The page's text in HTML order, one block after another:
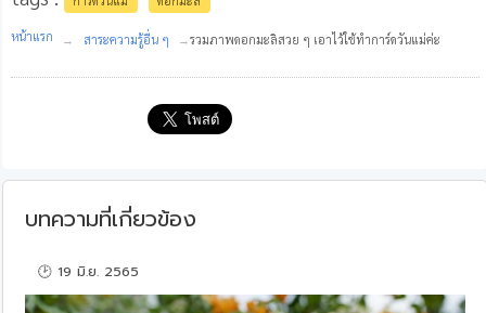
หน้าแรก สาระความรู้อื่น ๆ รวมภาพดอกมะลิสวย ๆ เอาไว้ใช้ทำการ์ดวันแม่ค่ะ
บทความที่เกี่ยวข้อง
🕑 19 มิ.ย. 2565